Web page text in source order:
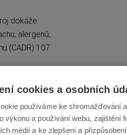
dokáže
alergenů,
(CADR) 107
cookies a osobních
používáme ke shromažďování
výkonu a používání webu, zajištění
médií a ke zlepšení a